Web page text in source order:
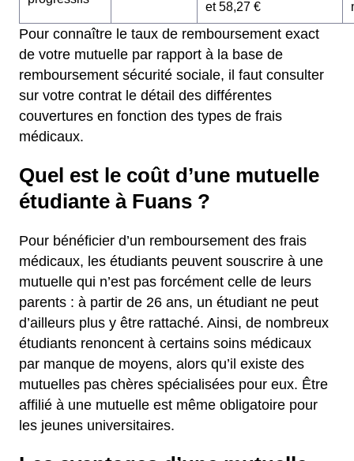
et 58,27 €
Pour connaître le taux de remboursement exact
de votre mutuelle par rapport à la base de
remboursement sécurité sociale, il faut consulter
sur votre contrat le détail des différentes
couvertures en fonction des types de frais
médicaux.
Quel est le coût d’une mutuelle
étudiante à Fuans ?
Pour bénéficier d’un remboursement des frais
médicaux, les étudiants peuvent souscrire à une
mutuelle qui n’est pas forcément celle de leurs
parents : à partir de 26 ans, un étudiant ne peut
d’ailleurs plus y être rattaché. Ainsi, de nombreux
étudiants renoncent à certains soins médicaux
par manque de moyens, alors qu’il existe des
mutuelles pas chères spécialisées pour eux. Être
affilié à une mutuelle est même obligatoire pour
les jeunes universitaires.